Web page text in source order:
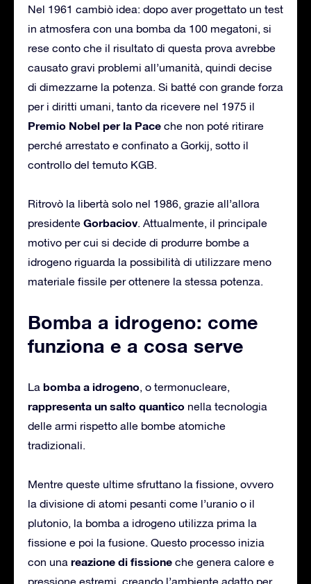
Nel 1961 cambiò idea: dopo aver progettato un test
in atmosfera con una bomba da 100 megatoni, si
rese conto che il risultato di questa prova avrebbe
causato gravi problemi all’umanità, quindi decise
di dimezzarne la potenza. Si batté con grande forza
per i diritti umani, tanto da ricevere nel 1975 il
Premio Nobel per la Pace che non poté ritirare
perché arrestato e confinato a Gorkij, sotto il
controllo del temuto KGB.
Ritrovò la libertà solo nel 1986, grazie all’allora
presidente Gorbaciov. Attualmente, il principale
motivo per cui si decide di produrre bombe a
idrogeno riguarda la possibilità di utilizzare meno
materiale fissile per ottenere la stessa potenza.
Bomba a idrogeno: come
funziona e a cosa serve
La bomba a idrogeno, o termonucleare,
rappresenta un salto quantico nella tecnologia
delle armi rispetto alle bombe atomiche
tradizionali.
Mentre queste ultime sfruttano la fissione, ovvero
la divisione di atomi pesanti come l’uranio o il
plutonio, la bomba a idrogeno utilizza prima la
fissione e poi la fusione. Questo processo inizia
con una reazione di fissione che genera calore e
pressione estremi, creando l’ambiente adatto per